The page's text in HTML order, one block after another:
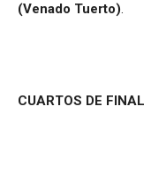
(Venado Tuerto)
CUARTOS DE FINAL